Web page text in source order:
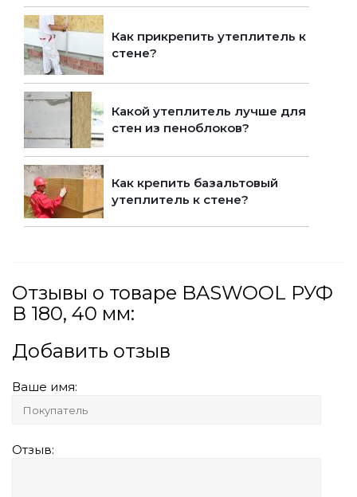
Как прикрепить утеплитель к
стене?
Какой утеплитель лучше для
стен из пеноблоков?
Как крепить базальтовый
утеплитель к стене?
Отзывы о товаре BASWOOL РУФ
В 180, 40 мм:
Добавить отзыв
Ваше имя:
Отзыв: